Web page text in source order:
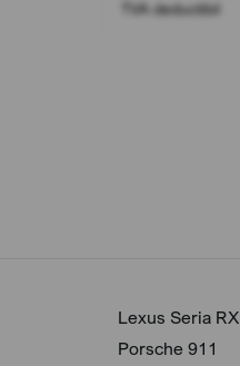
TVA deductibil
Lexus Seria RX
Porsche 911